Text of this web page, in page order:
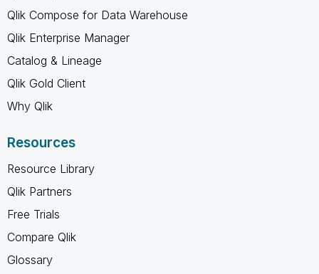
Qlik Compose for Data Warehouse
Qlik Enterprise Manager
Catalog & Lineage
Qlik Gold Client
Why Qlik
Resources
Resource Library
Qlik Partners
Free Trials
Compare Qlik
Glossary